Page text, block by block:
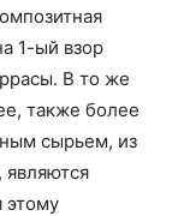
1-ый взор
В то же
также более
сырьем, из
являются
этому